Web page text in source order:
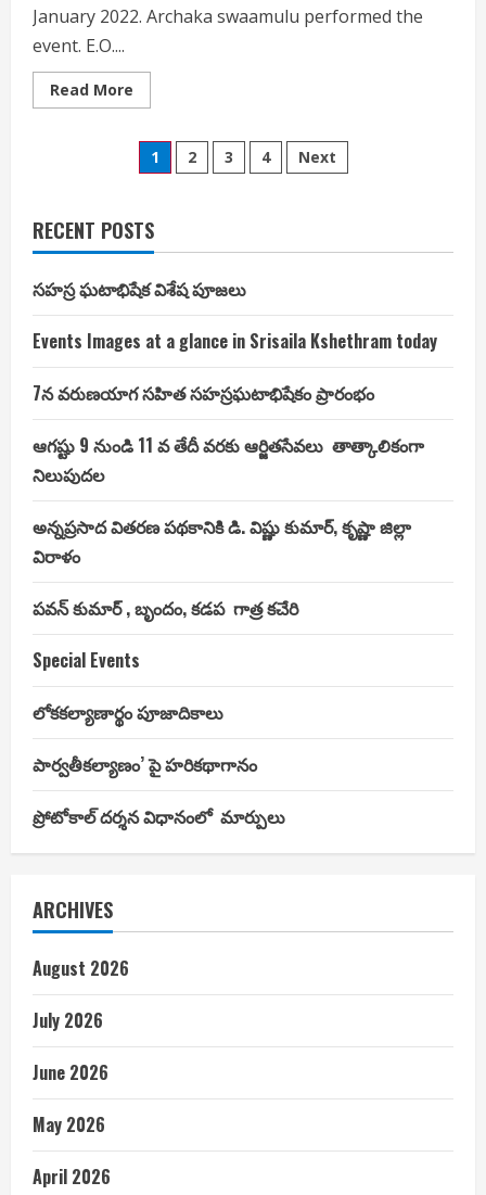
January 2022. Archaka swaamulu performed the
event. E.O....
Read More
more
Homam
Srisaila
Posts
1 2 3 4 Next
RECENT POSTS
సహస్ర ఘటాభిషేక విశేష పూజలు
Events Images at a glance in Srisaila Kshethram today
7న వరుణయాగ సహిత సహస్రఘటాభిషేకం ప్రారంభం
ఆగష్టు 9 నుండి 11 వ తేదీ వరకు ఆర్జితసేవలు తాత్కాలికంగా
నిలుపుదల
అన్నప్రసాద వితరణ పథకానికి డి. విష్ణు కుమార్, కృష్ణా జిల్లా
విరాళం
పవన్ కుమార్ , బృందం, కడప గాత్ర కచేరి
Special Events
లోకకల్యాణార్థం పూజాదికాలు
పార్వతీకల్యాణం’ పై హరికథాగానం
ప్రోటోకాల్ దర్శన విధానంలో మార్పులు
ARCHIVES
August 2026
July 2026
June 2026
May 2026
April 2026